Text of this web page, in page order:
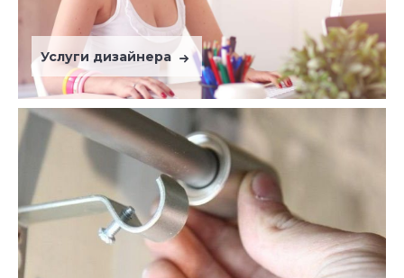
Услуги дизайнера